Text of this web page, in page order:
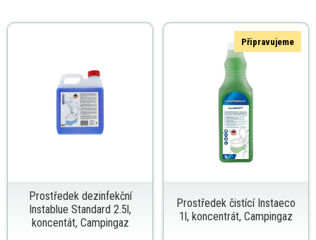
Prostředek dezinfekční
Instablue Standard 2.5l,
koncentát, Campingaz
Připravujeme
Prostředek čistící Instaeco
1l, koncentrát, Campingaz